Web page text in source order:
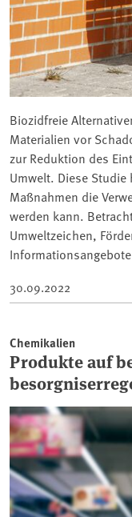
Biozidfreie
Materialien vor
zur Reduktion des
Umwelt. Diese
Maßnahmen die
werden kann.
Umweltzeichen,
30.09.2022
Chemikalien
Produkte auf